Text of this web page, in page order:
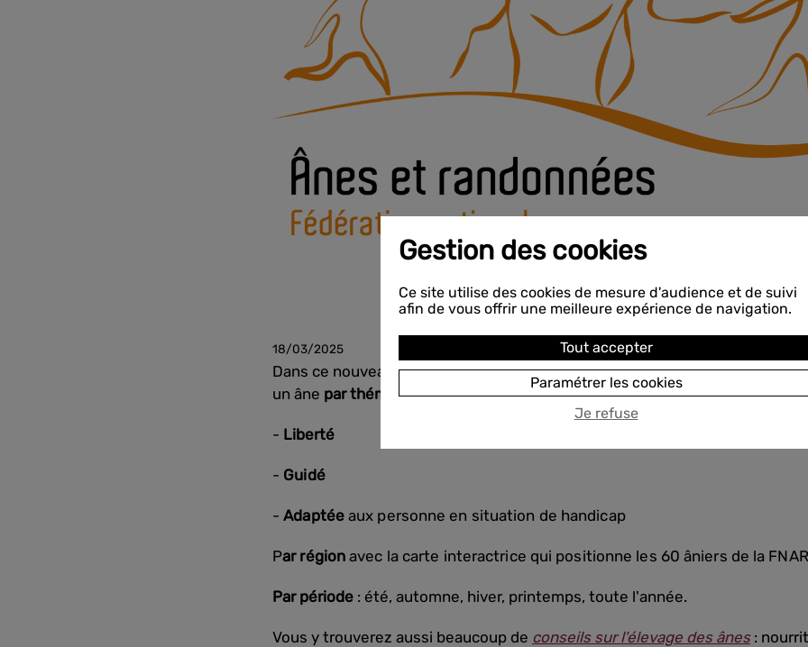
18/03/2025
Dans ce nouveau site internetwww.ane-et-rando, vous pouvez trouver
un âne par thématique:
- Liberté
- Guidé
-Adaptéeaux personne en situation de handicap
Par régionavec la carte interactrice qui positionne les 60 âniers de la
Par période : été, automne, hiver, printemps, toute l'année.
Vous y trouverez aussi beaucoup de conseils sur l'élevage des ânes:
Gestion des cookies
Ce site utilise des cookies de mesure d'audience et de suivi
afin de vous offrir une meilleure expérience de navigation.
Tout accepter
Paramétrer les cookies
Je refuse